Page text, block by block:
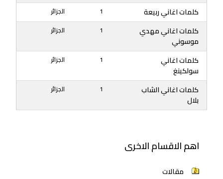
كلمات اغاني ربيعة 1 الجزائر
كلمات اغاني مهدي
موسوني
1 الجزائر
كلمات اغاني
سولكينغ
1 الجزائر
كلمات اغاني الشاب
بلال
1 الجزائر
اهم الاقسام الاخرى
مقالات